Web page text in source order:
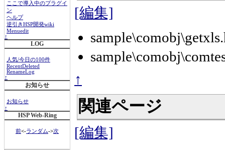
ここで導入中のプラグイ
ン
ヘルプ
逆引きHSP開発wiki
Menuedit
↑
LOG
人気/今日の100件
RecentDeleted
RenameLog
↑
お知らせ
お知らせ
↑
HSP Web-Ring
前<-ランダム->次
[編集]
↑
関連ページ
[編集]